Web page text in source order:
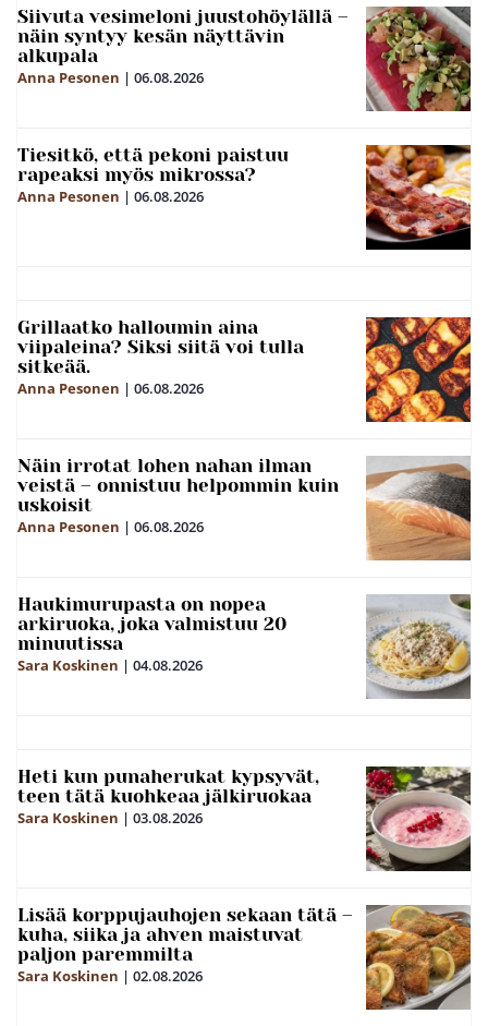
Siivuta vesimeloni juustohöylällä –
näin syntyy kesän näyttävin
alkupala
Anna Pesonen | 06.08.2026
Tiesitkö, että pekoni paistuu
rapeaksi myös mikrossa?
Anna Pesonen | 06.08.2026
Grillaatko halloumin aina
viipaleina? Siksi siitä voi tulla
sitkeää.
Anna Pesonen | 06.08.2026
Näin irrotat lohen nahan ilman
veistä – onnistuu helpommin kuin
uskoisit
Anna Pesonen | 06.08.2026
Haukimurupasta on nopea
arkiruoka, joka valmistuu 20
minuutissa
Sara Koskinen | 04.08.2026
Heti kun punaherukat kypsyvät,
teen tätä kuohkeaa jälkiruokaa
Sara Koskinen | 03.08.2026
Lisää korppujauhojen sekaan tätä –
kuha, siika ja ahven maistuvat
paljon paremmilta
Sara Koskinen | 02.08.2026